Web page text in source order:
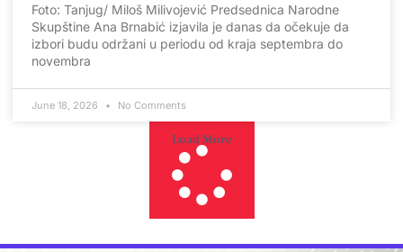
Foto: Tanjug/ Miloš Milivojević Predsednica Narodne
Skupštine Ana Brnabić izjavila je danas da očekuje da
izbori budu održani u periodu od kraja septembra do
novembra
June 18, 2026 No Comments
Load More